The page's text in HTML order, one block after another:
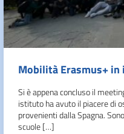
Mobilità Erasmus+
Si è appena concluso il
istituto ha avuto il piacere di
provenienti dalla Spagna.
scuole […]